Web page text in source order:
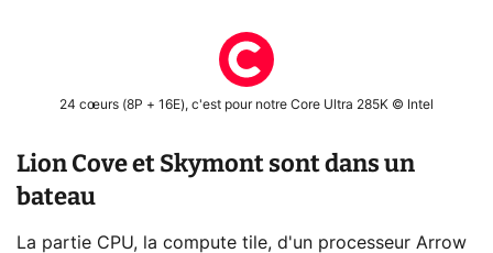
24 cœurs (8P + 16E), c'est pour notre Core Ultra 285K © Intel
Lion Cove et Skymont sont dans un
bateau
La partie CPU, la compute tile, d'un processeur Arrow